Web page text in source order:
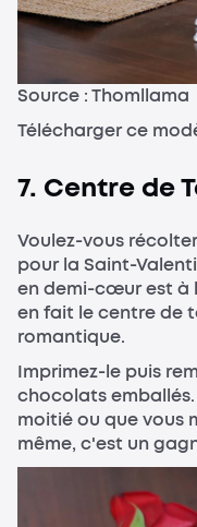
Source : Thomllama
Télécharger ce
7. Centre de
Voulez-vous
pour la Saint-
en demi-cœur est à
en fait le centre de
romantique.
Imprimez-le puis
chocolats
moitié ou que vous
même, c'est un